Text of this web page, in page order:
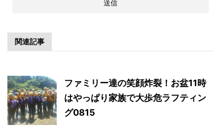
関連記事
ファミリー達の笑顔炸裂！お盆11時
はやっぱり家族で大歩危ラフティン
グ0815